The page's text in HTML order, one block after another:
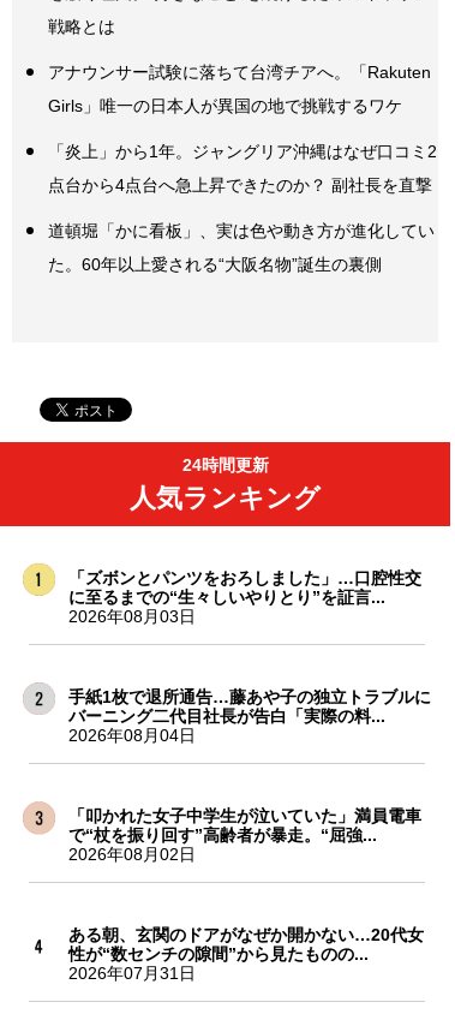
戦略とは
アナウンサー試験に落ちて台湾チアへ。「Rakuten
Girls」唯一の日本人が異国の地で挑戦するワケ
「炎上」から1年。ジャングリア沖縄はなぜ口コミ2
点台から4点台へ急上昇できたのか？ 副社長を直撃
道頓堀「かに看板」、実は色や動き方が進化してい
た。60年以上愛される“大阪名物”誕生の裏側
24時間更新
人気ランキング
「ズボンとパンツをおろしました」…口腔性交
に至るまでの“生々しいやりとり”を証言...
2026年08月03日
手紙1枚で退所通告…藤あや子の独立トラブルに
バーニング二代目社長が告白「実際の料...
2026年08月04日
「叩かれた女子中学生が泣いていた」満員電車
で“杖を振り回す”高齢者が暴走。“屈強...
2026年08月02日
ある朝、玄関のドアがなぜか開かない…20代女
性が“数センチの隙間”から見たものの...
2026年07月31日